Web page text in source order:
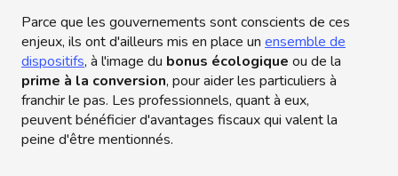
Parce que les gouvernements sont conscients de ces
enjeux, ils ont d'ailleurs mis en place un ensemble de
dispositifs, à l'image du bonus écologique ou de la
prime à la conversion, pour aider les particuliers à
franchir le pas. Les professionnels, quant à eux,
peuvent bénéficier d'avantages fiscaux qui valent la
peine d'être mentionnés.